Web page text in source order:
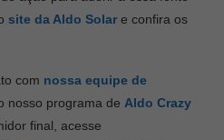
site da Aldo Solar e confira os
com nossa equipe de
nosso programa de Aldo Crazy
final, acesse